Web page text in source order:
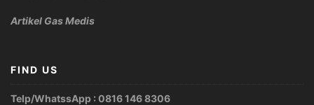
Artikel Gas Medis
FIND US
Telp/WhatssApp : 0816 146 8306